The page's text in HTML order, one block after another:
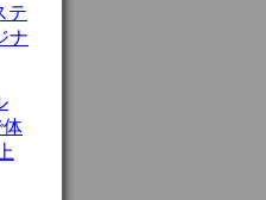
テ
ナ
体